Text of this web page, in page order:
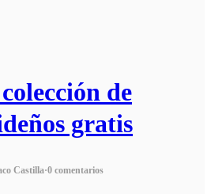
de
gratis
Castilla·0 comentarios